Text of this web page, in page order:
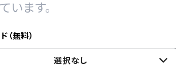
います。
（無料）
選択なし